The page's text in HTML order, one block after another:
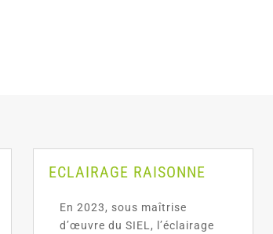
ECLAIRAGE RAISONNE
En 2023, sous maîtrise
d’œuvre du SIEL, l’éclairage